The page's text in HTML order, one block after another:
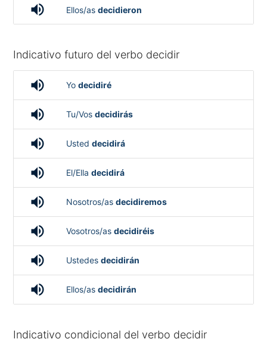
volume_up Ellos/as decidieron
Indicativo futuro del verbo decidir
volume_up Yo decidiré
volume_up Tu/Vos decidirás
volume_up Usted decidirá
volume_up El/Ella decidirá
volume_up Nosotros/as decidiremos
volume_up Vosotros/as decidiréis
volume_up Ustedes decidirán
volume_up Ellos/as decidirán
Indicativo condicional del verbo decidir